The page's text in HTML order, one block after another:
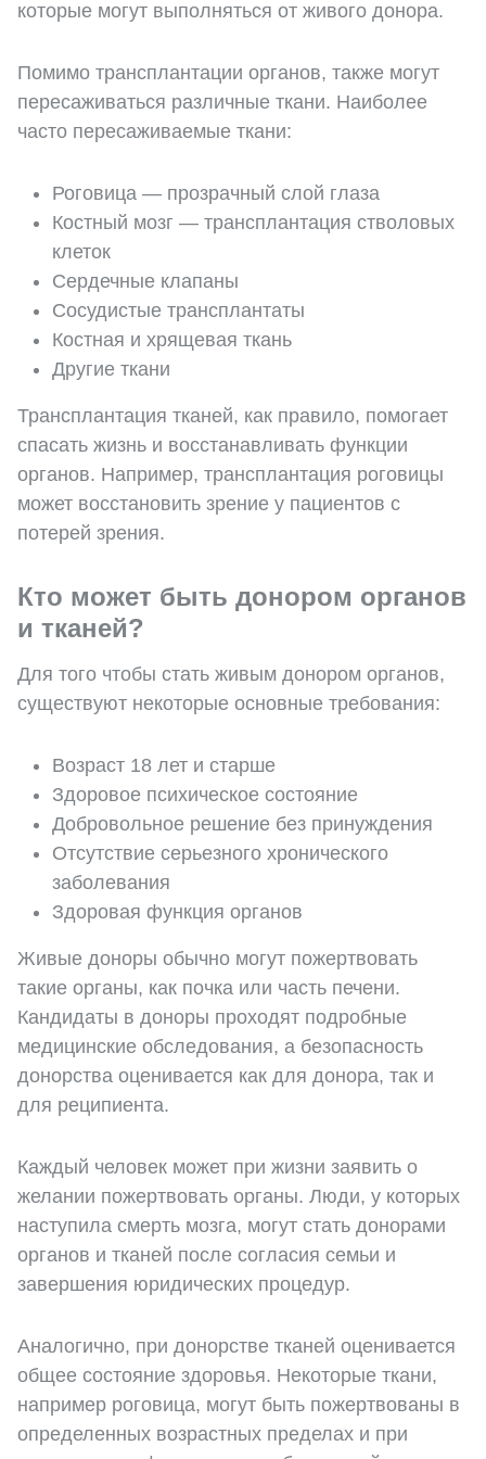
которые могут выполняться от живого донора.
Помимо трансплантации органов, также могут
пересаживаться различные ткани. Наиболее
часто пересаживаемые ткани:
Роговица — прозрачный слой глаза
Костный мозг — трансплантация стволовых
клеток
Сердечные клапаны
Сосудистые трансплантаты
Костная и хрящевая ткань
Другие ткани
Трансплантация тканей, как правило, помогает
спасать жизнь и восстанавливать функции
органов. Например, трансплантация роговицы
может восстановить зрение у пациентов с
потерей зрения.
Кто может быть донором органов
и тканей?
Для того чтобы стать живым донором органов,
существуют некоторые основные требования:
Возраст 18 лет и старше
Здоровое психическое состояние
Добровольное решение без принуждения
Отсутствие серьезного хронического
заболевания
Здоровая функция органов
Живые доноры обычно могут пожертвовать
такие органы, как почка или часть печени.
Кандидаты в доноры проходят подробные
медицинские обследования, а безопасность
донорства оценивается как для донора, так и
для реципиента.
Каждый человек может при жизни заявить о
желании пожертвовать органы. Люди, у которых
наступила смерть мозга, могут стать донорами
органов и тканей после согласия семьи и
завершения юридических процедур.
Аналогично, при донорстве тканей оценивается
общее состояние здоровья. Некоторые ткани,
например роговица, могут быть пожертвованы в
определенных возрастных пределах и при